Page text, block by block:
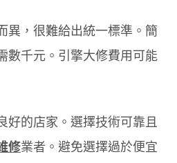
異，很難給出統一標準。簡
數千元。引擎大修費用可能
好的店家。選擇技術可靠且
修業者。避免選擇過於便宜